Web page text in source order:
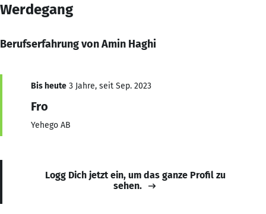
Werdegang
Berufserfahrung von Amin Haghi
Bis heute 3 Jahre, seit Sep. 2023
Fro
Yehego AB
Logg Dich jetzt ein, um das ganze Profil zu
sehen.